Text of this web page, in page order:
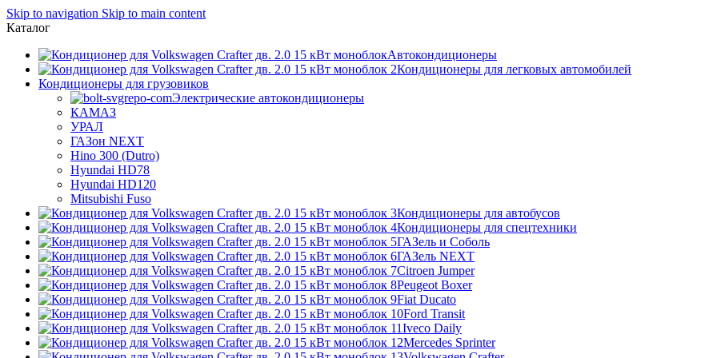
Skip to navigation Skip to main content
Каталог
Автокондиционеры
Кондиционеры для легковых автомобилей
Кондиционеры для грузовиков
Электрические автокондиционеры
КАМАЗ
УРАЛ
ГАЗон NEXT
Hino 300 (Dutro)
Hyundai HD78
Hyundai HD120
Mitsubishi Fuso
Кондиционеры для автобусов
Кондиционеры для спецтехники
ГАЗель и Соболь
ГАЗель NEXT
Citroen Jumper
Peugeot Boxer
Fiat Ducato
Ford Transit
Iveco Daily
Mercedes Sprinter